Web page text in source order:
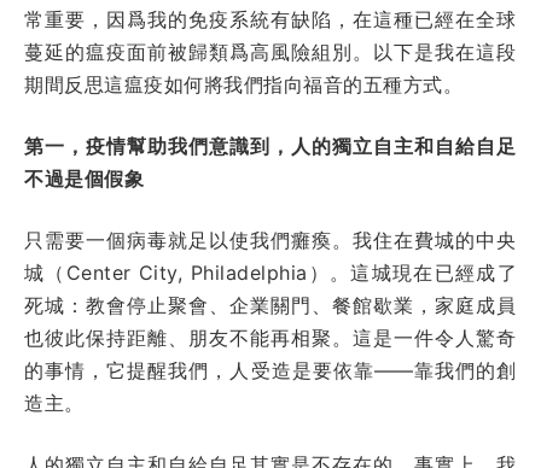
常重要，因爲我的免疫系統有缺陷，在這種已經在全球
蔓延的瘟疫面前被歸類爲高風險組別。以下是我在這段
期間反思這瘟疫如何將我們指向福音的五種方式。
第一，疫情幫助我們意識到，人的獨立自主和自給自足
不過是個假象
只需要一個病毒就足以使我們癱瘓。我住在費城的中央
城（ Center City, Philadelphia ）。這城現在已經成了
死城：教會停止聚會、企業關門、餐館歇業，家庭成員
也彼此保持距離、朋友不能再相聚。這是一件令人驚奇
的事情，它提醒我們，人受造是要依靠——靠我們的創
造主。